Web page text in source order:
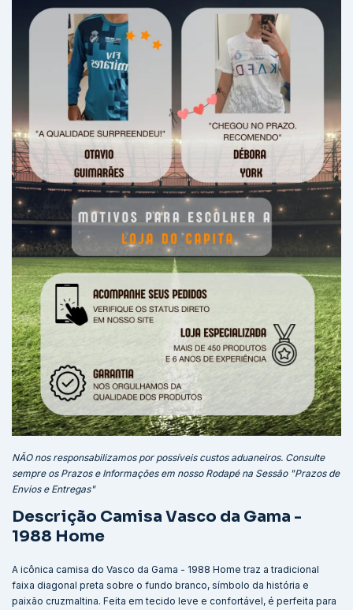
NÃO nos responsabilizamos por possíveis custos aduaneiros. Consulte
sempre os Prazos e Informações em nosso Rodapé na Sessão "Prazos de
Envios e Entregas"
Descrição Camisa Vasco da Gama -
1988 Home
A icônica camisa do Vasco da Gama - 1988 Home traz a tradicional
faixa diagonal preta sobre o fundo branco, símbolo da história e
paixão cruzmaltina. Feita em tecido leve e confortável, é perfeita para